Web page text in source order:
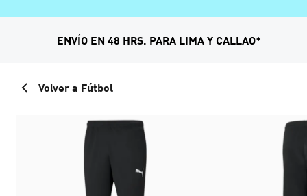
ENVÍO EN 48 HRS. PARA LIMA Y CALLAO*
Volver a Fútbol